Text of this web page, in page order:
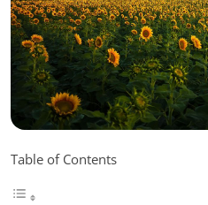
Table of Contents